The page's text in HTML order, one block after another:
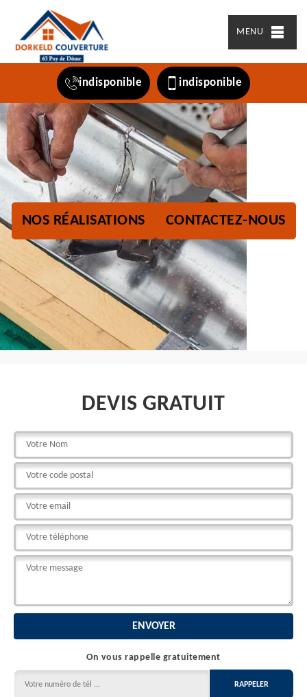
MENU
indisponible indisponible
NOS RÉALISATIONS CONTACTEZ-NOUS
DEVIS GRATUIT
On vous rappelle gratuitement